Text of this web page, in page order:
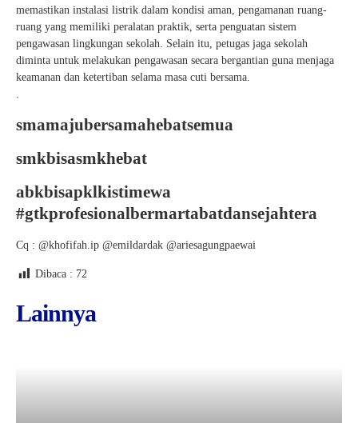
memastikan instalasi listrik dalam kondisi aman, pengamanan ruang-
ruang yang memiliki peralatan praktik, serta penguatan sistem
pengawasan lingkungan sekolah. Selain itu, petugas jaga sekolah
diminta untuk melakukan pengawasan secara bergantian guna menjaga
keamanan dan ketertiban selama masa cuti bersama.
.
smamajubersamahebatsemua
smkbisasmkhebat
abkbisapklkistimewa
#gtkprofesionalbermartabatdansejahtera
Cq : @khofifah.ip @emildardak @ariesagungpaewai
Dibaca : 72
Lainnya